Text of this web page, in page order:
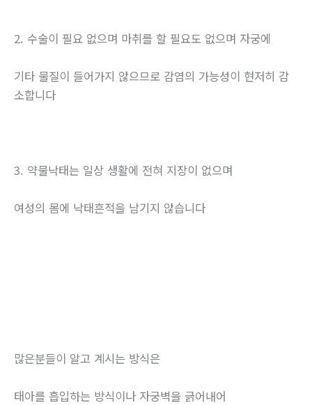
2. 수술이 필요 없으며 마취를 할 필요도 없으며 자궁에
기타 물질이 들어가지 않으므로 감염의 가능성이 현저히 감
소합니다
3. 약물낙태는 일상 생활에 전혀 지장이 없으며
여성의 몸에 낙태흔적을 남기지 않습니다
많은분들이 알고 계시는 방식은
태아를 흡입하는 방식이나 자궁벽을 긁어내어